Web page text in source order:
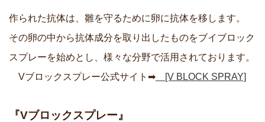
作られた抗体は、雛を守るために卵に抗体を移します。
その卵の中から抗体成分を取り出したものをブイブロック
スプレーを始めとし、様々な分野で活用されております。
Vブロックスプレー公式サイト➡ [V BLOCK SPRAY]
『Vブロックスプレー』